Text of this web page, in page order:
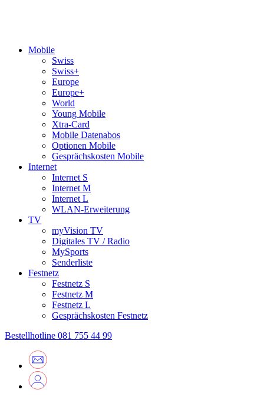
Mobile
Swiss
Swiss+
Europe
Europe+
World
Young Mobile
Xtra-Card
Mobile Datenabos
Optionen Mobile
Gesprächskosten Mobile
Internet
Internet S
Internet M
Internet L
WLAN-Erweiterung
TV
myVision TV
Digitales TV / Radio
MySports
Senderliste
Festnetz
Festnetz S
Festnetz M
Festnetz L
Gesprächskosten Festnetz
Bestellhotline 081 755 44 99